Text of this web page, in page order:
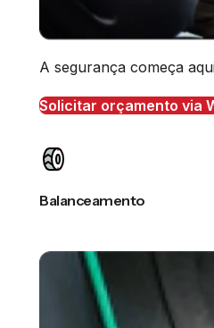
A segurança começa
Solicitar orçamento via
Balanceamento